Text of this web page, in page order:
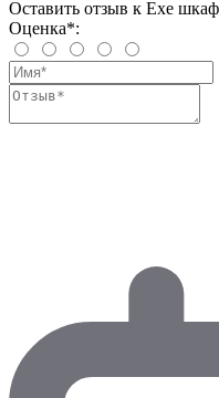
Оставить отзыв к Exe
Оценка*: